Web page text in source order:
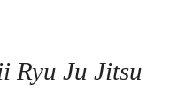
Ryu Ju Jitsu